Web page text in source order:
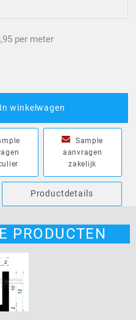
per meter
In winkelwagen
Sample
aanvragen
zakelijk
Productdetails
PRODUCTEN